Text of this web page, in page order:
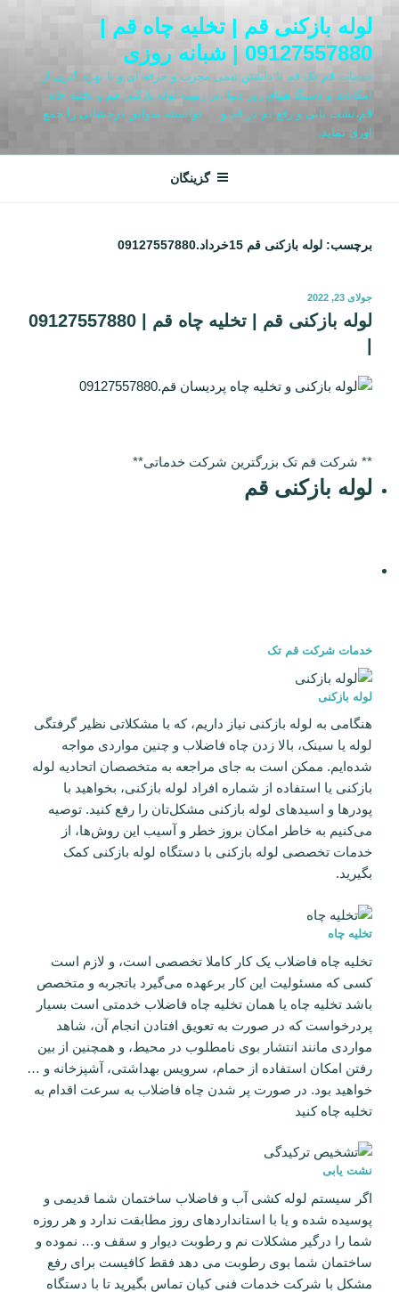
محتوا
لوله بازکنی قم | تخلیه چاه قم |
09127557880 | شبانه روزی
خدمات قم تک قم با داشتن تیمی مجرب و حرفه ای و با بهره گیری از
امکانات و دستگا ههای روز دنیا ،در زمینه لوله بازکنی قم و تخلیه چاه
قم،نشت یابی و رفع نم در قم و … توانسته سوابق درخشانی را جمع
اوری نماید.
گزینگان
برچسب: لوله بازکنی قم 15خرداد.09127557880
نوشته‌شده
در
جولای 23, 2022
لوله بازکنی قم | تخلیه چاه قم | 09127557880
** شرکت قم تک بزرگترین شرکت خدماتی**
لوله بازکنی قم
خدمات شرکت قم تک
لوله بازکنی
هنگامی به لوله بازکنی نیاز داریم، که با مشکلاتی نظیر گرفتگی
لوله یا سینک، بالا زدن چاه فاضلاب و چنین مواردی مواجه
شده‌ایم. ممکن است به جای مراجعه به متخصصان اتحادیه لوله
بازکنی یا استفاده از شماره افراد لوله بازکنی، بخواهید با
پودرها و اسیدهای لوله بازکنی مشکل‌تان را رفع کنید. توصیه
می‌کنیم به خاطر امکان بروز خطر و آسیب این روش‌ها، از
خدمات تخصصی لوله بازکنی با دستگاه لوله بازکنی کمک
بگیرید.
تخلیه چاه
تخلیه چاه فاضلاب یک کار کاملا تخصصی است، و لازم است
کسی که مسئولیت این کار برعهده می‌گیرد باتجربه و متخصص
باشد تخلیه چاه یا همان تخلیه چاه فاضلاب خدمتی است بسیار
پردرخواست که در صورت به تعویق افتادن انجام آن، شاهد
مواردی مانند انتشار بوی نامطلوب در محیط، و همچنین از بین
رفتن امکان استفاده از حمام، سرویس بهداشتی، آشپزخانه و …
خواهید بود. در صورت پر شدن چاه فاضلاب به سرعت اقدام به
تخلیه چاه کنید
نشت یابی
اگر سیستم لوله کشی آب و فاضلاب ساختمان شما قدیمی و
پوسیده شده و یا با استانداردهای روز مطابقت ندارد و هر روزه
شما را درگیر مشکلات نم و رطوبت دیوار و سقف و… نموده و
ساختمان شما بوی رطوبت می دهد فقط کافیست برای رفع
مشکل با شرکت خدمات فنی کیان تماس بگیرید تا با دستگاه